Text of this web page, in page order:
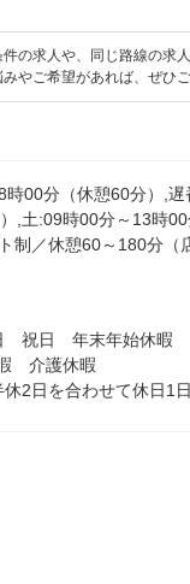
の求人や、同じ路線の求
やご希望があれば、ぜひ
時00分（休憩60分）,
,土:09時00分～13時00
制／休憩60～180分（
祝日 年末年始休暇
介護休暇
2日を合わせて休日1